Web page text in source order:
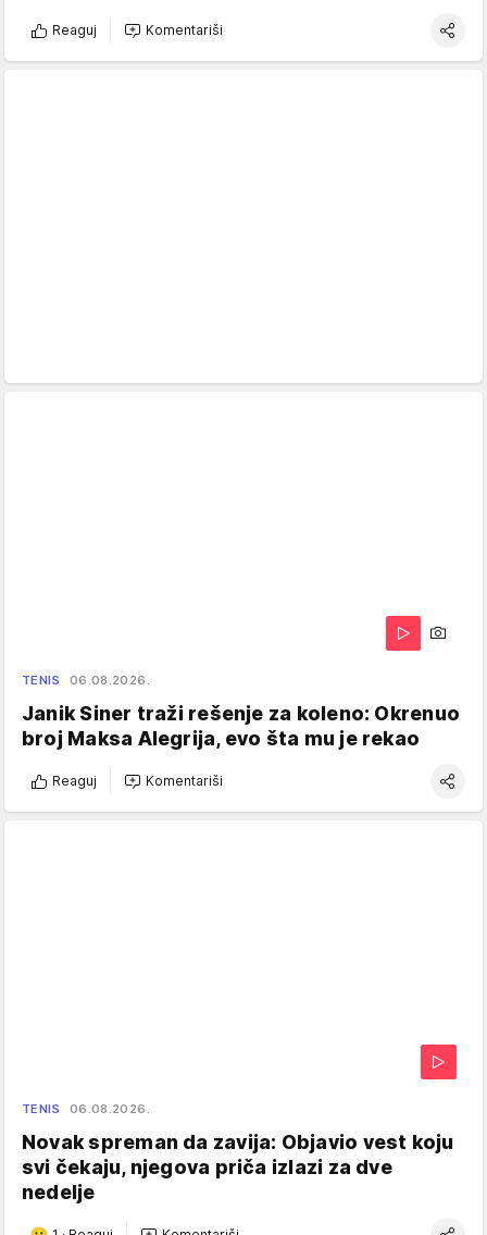
Reaguj Komentariši
TENIS 06.08.2026.
Janik Siner traži rešenje za koleno: Okrenuo
broj Maksa Alegrija, evo šta mu je rekao
Reaguj Komentariši
TENIS 06.08.2026.
Novak spreman da zavija: Objavio vest koju
svi čekaju, njegova priča izlazi za dve
nedelje